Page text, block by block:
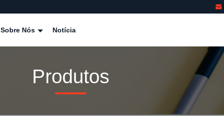
Sobre Nós Notícia
Produtos